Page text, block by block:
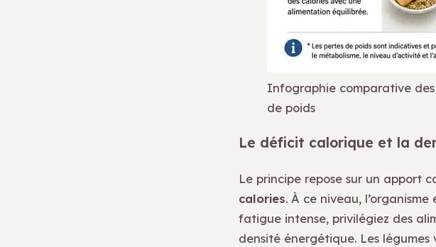
Infographie comparative
de poids
Le déficit calorique et la
Le principe repose sur un apport
calories. À ce niveau,
fatigue intense, privilégiez des
densité énergétique. Les